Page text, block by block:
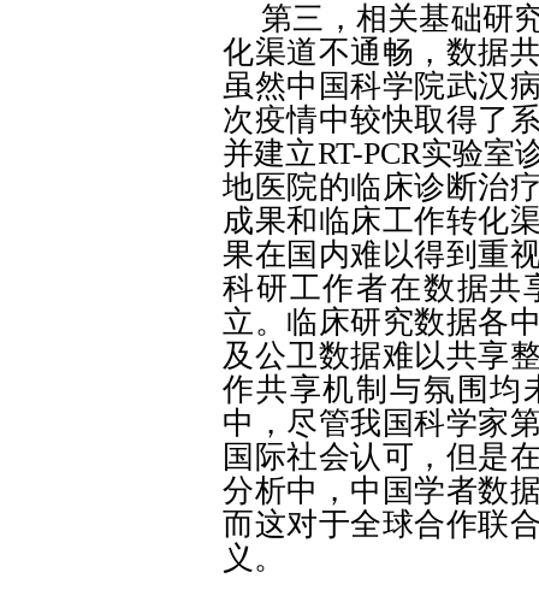
第三，相关基础研
化渠道不通畅，数据
虽然中国科学院武汉
次疫情中较快取得了
并建立RT-PCR实验室
地医院的临床诊断治
成果和临床工作转化
果在国内难以得到重
科研工作者在数据共
立。临床研究数据各
及公卫数据难以共享
作共享机制与氛围均
中，尽管我国科学家
国际社会认可，但是
分析中，中国学者数
而这对于全球合作联
义。